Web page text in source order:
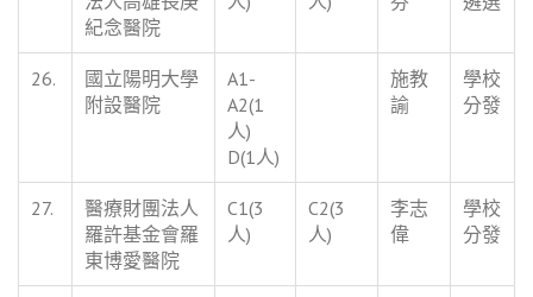
紀念醫院
26.
國立陽明大學
附設醫院
A1-
A2(1
人)
D(1人)
施教
諭
學校
分發
27.
醫療財團法人
羅許基金會羅
東博愛醫院
C1(3
人)
C2(3
人)
李志
偉
學校
分發